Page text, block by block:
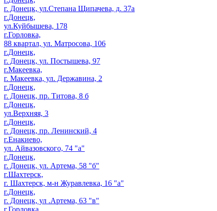
г. Донецк, ул.Степана Щипачева, д. 37а
г.Донецк,
ул.Куйбышева, 178
г.Горловка,
88 квартал, ул. Матросова, 106
г.Донецк,
г. Донецк, ул. Постышева, 97
г.Макеевка,
г. Макеевка, ул. Державина, 2
г.Донецк,
г. Донецк, пр. Титова, 8 б
г.Донецк,
ул.Верхняя, 3
г.Донецк,
г. Донецк, пр. Ленинский, 4
г.Енакиево,
ул. Айвазовского, 74 "а"
г.Донецк,
г. Донецк, ул. Артема, 58 "б"
г.Шахтерск,
г. Шахтерск, м-н Журавлевка, 16 "а"
г.Донецк,
г. Донецк, ул .Артема, 63 "в"